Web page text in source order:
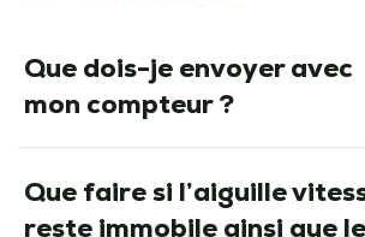
Que dois-je envoyer avec
mon compteur ?
Que faire si l’aiguille
reste immobile ainsi que le